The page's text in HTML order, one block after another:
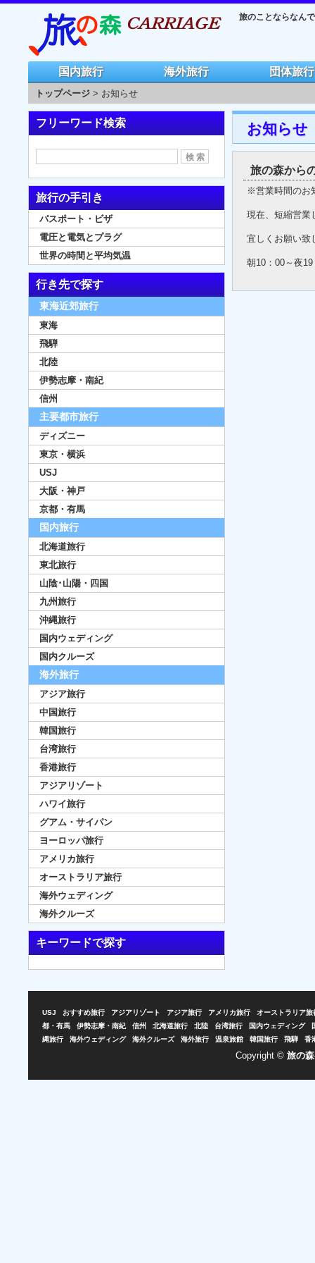
旅のことならなん
国内旅行 海外旅行 団体旅行
トップページ > お知らせ
お知らせ
旅の森から
※営業時間のお
現在、短縮営業
宜しくお願い致
朝10：00～夜19
フリーワード検索
旅行の手引き
パスポート・ビザ
電圧と電気とプラグ
世界の時間と平均気温
行き先で探す
東海近郊旅行
東海
飛騨
北陸
伊勢志摩・南紀
信州
主要都市旅行
ディズニー
東京・横浜
USJ
大阪・神戸
京都・有馬
国内旅行
北海道旅行
東北旅行
山陰･山陽・四国
九州旅行
沖縄旅行
国内ウェディング
国内クルーズ
海外旅行
アジア旅行
中国旅行
韓国旅行
台湾旅行
香港旅行
アジアリゾート
ハワイ旅行
グアム・サイパン
ヨーロッパ旅行
アメリカ旅行
オーストラリア旅行
海外ウェディング
海外クルーズ
キーワードで探す
USJ おすすめ旅行 アジアリゾート アジア旅行 アメリカ旅行
オーストラリア旅
都・有馬
伊勢志摩・南紀 信州 北海道旅行 北陸 台湾旅行 国内ウェディング
縄旅行
海外ウェディング 海外クルーズ 海外旅行 温泉旅館 韓国旅行 飛騨 香
Copyright © 旅の